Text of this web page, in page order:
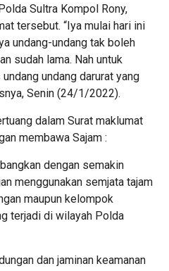
Sultra Kompol Rony,
tersebut. “Iya mulai hari ini
undang-undang tak boleh
sudah lama. Nah untuk
undang darurat yang
Senin (24/1/2022).
dalam Surat maklumat
membawa Sajam :
dengan semakin
menggunakan semjata tajam
maupun kelompok
terjadi di wilayah Polda
dan jaminan keamanan